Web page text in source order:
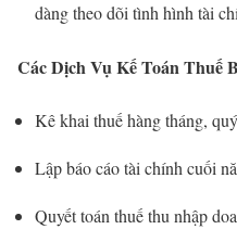
dàng theo dõi tình hình tài
Các Dịch Vụ Kế Toán Thuế
Kê khai thuế hàng tháng,
Lập báo cáo tài chính cuối
Quyết toán thuế thu nhập